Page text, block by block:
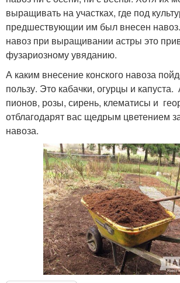
выращивать на участках, где под
предшествующии им был внесен
навоз при выращивании астры это
фузариозному увяданию.
А каким внесение конского навоза
пользу. Это кабачки, огурцы и
пионов, розы, сирень, клематисы и
отблагодарят вас щедрым цветением
навоза.